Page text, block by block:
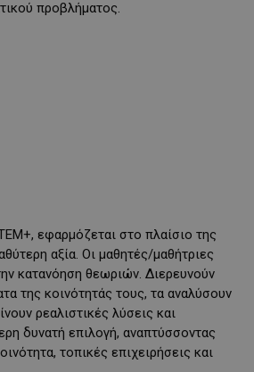
προβλήματος.
εφαρμόζεται στο πλαίσιο της
αξία. Οι μαθητές/μαθήτριες
κατανόηση θεωριών. Διερευνούν
της κοινότητάς τους, τα αναλύσουν
ρεαλιστικές λύσεις και
δυνατή επιλογή, αναπτύσσοντας
τοπικές επιχειρήσεις και